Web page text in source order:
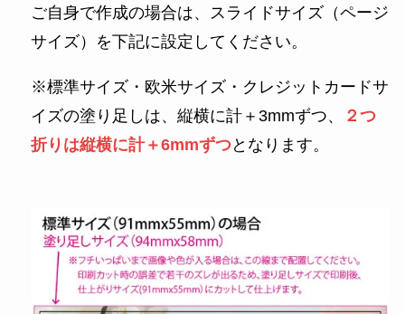
ご自身で作成の場合は、スライドサイズ（ページ
サイズ）を下記に設定してください。
※標準サイズ・欧米サイズ・クレジットカードサ
イズの塗り足しは、縦横に計＋3mmずつ、
２つ
折りは縦横に計＋6mmずつとなります。